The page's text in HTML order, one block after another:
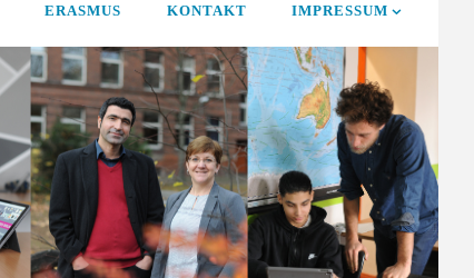
ERASMUS KONTAKT IMPRESSUM